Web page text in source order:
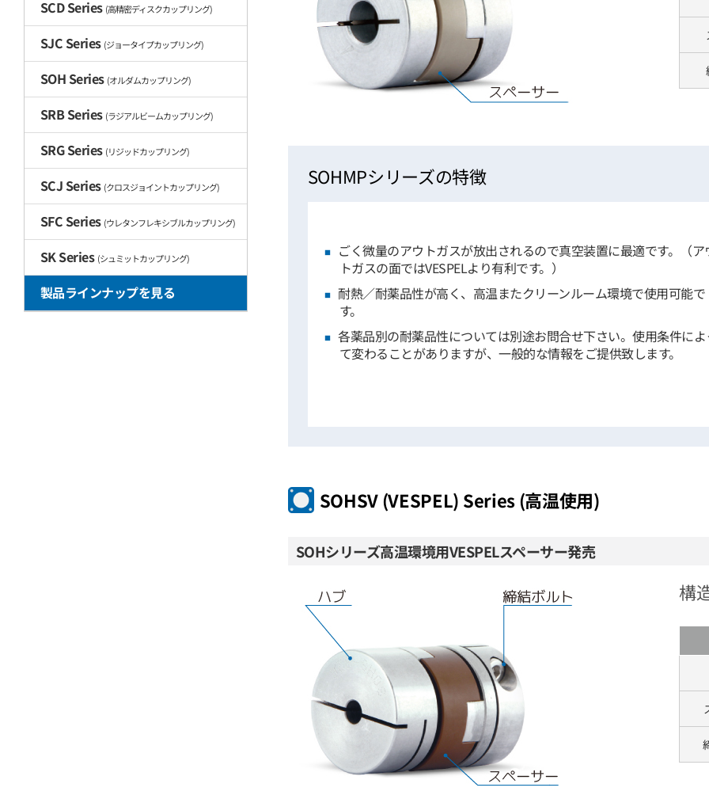
SCD Series (高精密ディスクカップリング)
SJC Series (ジョータイプカップリング)
SOH Series (オルダムカップリング)
SRB Series (ラジアルビームカップリング)
SRG Series (リジッドカップリング)
SCJ Series (クロスジョイントカップリング)
SFC Series (ウレタンフレキシブルカップリング)
SK Series (シュミットカップリング)
製品ラインナップを見る
SOHMPシリーズの特徴
ごく微量のアウトガスが放出されるので真空装置に最適です。（ア
トガスの面ではVESPELより有利です。）
耐熱／耐薬品性が高く、高温またクリーンルーム環境で使用可能で
す。
各薬品別の耐薬品性については別途お問合せ下さい。使用条件に
て変わることがありますが、一般的な情報をご提供致します。
SOHSV (VESPEL) Series (高温使用)
SOHシリーズ高温環境用VESPELスペーサー発売
構